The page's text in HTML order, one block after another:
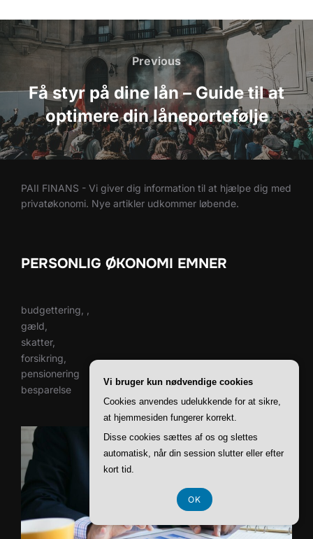
Indlægsnavigation
Previous
Previous
Få styr på dine lån – Guide til at
optimere din låneportefølje
PAII FINANS - Vi giver dig information til at hjælpe dig med
privatøkonomi. Nye artikler udkommer løbende.
PERSONLIG ØKONOMI EMNER
budgettering, ,
gæld,
skatter,
forsikring,
pensionering
besparelse
Vi bruger kun nødvendige cookies
Cookies anvendes udelukkende for at sikre,
at hjemmesiden fungerer korrekt.
Disse cookies sættes af os og slettes
automatisk, når din session slutter eller efter
kort tid.
OK